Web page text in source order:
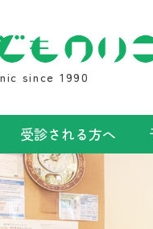
since 1990
受診される方へ